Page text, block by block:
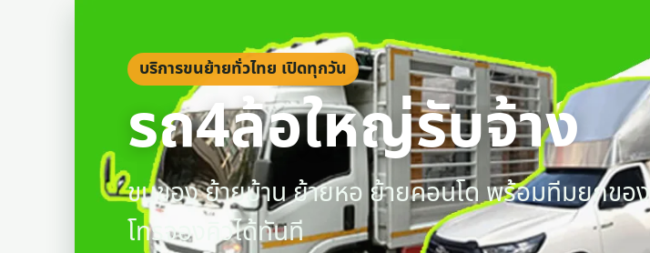
บริการขนย้ายทั่วไทย เปิดทุกวัน
รถ4ล้อใหญ่รับจ้าง
ขนของ ย้ายบ้าน ย้ายหอ ย้ายคอนโด พร้อมทีมยกของ
โทรจองคิวได้ทันที